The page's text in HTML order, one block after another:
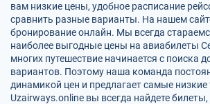
вам низкие цены, удобное расписание
сравнить разные варианты. На нашем
бронирование онлайн. Мы всегда
наиболее выгодные цены на авиабилеты
многих путешествие начинается с поиска
вариантов. Поэтому наша команда
динамикой цен и предлагает самые
Uzairways.online вы всегда найдете